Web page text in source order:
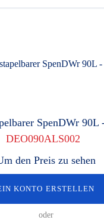
SpenDWr 90L
DEO090ALS002
den Preis zu sehen
KONTO ERSTELLEN
oder